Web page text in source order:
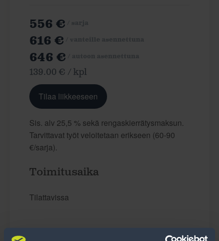
556 €
616 €
646 €
139.00 € / kpl
Tilaa liikkeeseen
Sis. alv 25,5 % sekä rengaskierrätysmaksun.
Tarvittavat työt veloitetaan erikseen (60-90
€/sarja).
Toimitusaika
Tilattavissa